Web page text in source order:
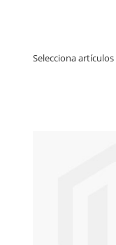
Selecciona